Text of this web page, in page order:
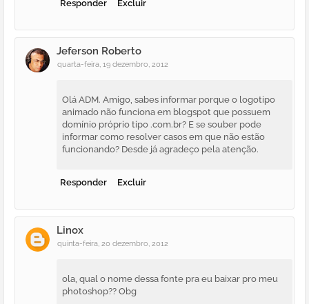
Responder Excluir
Jeferson Roberto
quarta-feira, 19 dezembro, 2012
Olá ADM. Amigo, sabes informar porque o logotipo
animado não funciona em blogspot que possuem
domínio próprio tipo .com.br? E se souber pode
informar como resolver casos em que não estão
funcionando? Desde já agradeço pela atenção.
Responder Excluir
Linox
quinta-feira, 20 dezembro, 2012
ola, qual o nome dessa fonte pra eu baixar pro meu
photoshop?? Obg